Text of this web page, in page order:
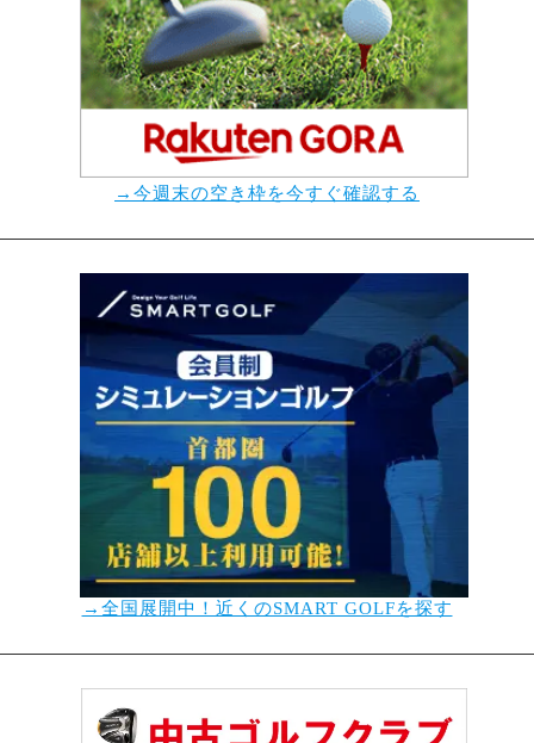
→今週末の空き枠を今すぐ確認する
→全国展開中！近くのSMART GOLFを探す